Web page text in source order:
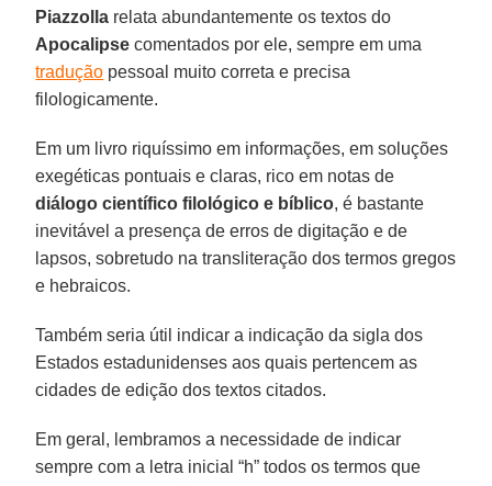
Piazzolla relata abundantemente os textos do
Apocalipse comentados por ele, sempre em uma
tradução pessoal muito correta e precisa
filologicamente.
Em um livro riquíssimo em informações, em soluções
exegéticas pontuais e claras, rico em notas de
diálogo científico filológico e bíblico, é bastante
inevitável a presença de erros de digitação e de
lapsos, sobretudo na transliteração dos termos gregos
e hebraicos.
Também seria útil indicar a indicação da sigla dos
Estados estadunidenses aos quais pertencem as
cidades de edição dos textos citados.
Em geral, lembramos a necessidade de indicar
sempre com a letra inicial “h” todos os termos que